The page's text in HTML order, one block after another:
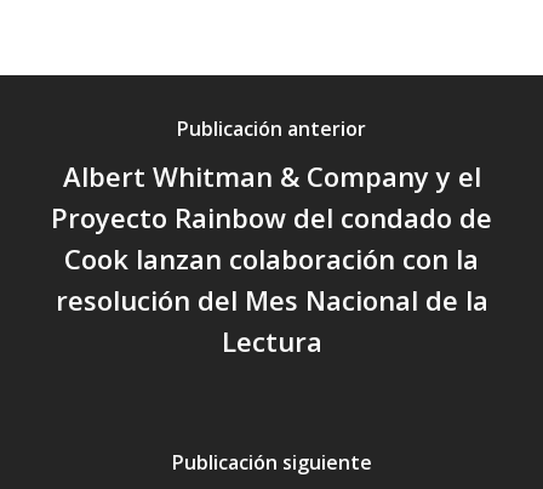
Navigation
Publicación anterior
Albert Whitman & Company y el
Proyecto Rainbow del condado de
Cook lanzan colaboración con la
resolución del Mes Nacional de la
Lectura
Publicación siguiente